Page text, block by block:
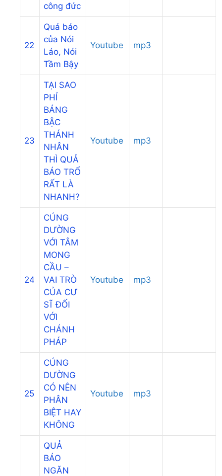
công đức
22
Quả báo
của Nói
Láo, Nói
Tầm Bậy
Youtube mp3
23
TẠI SAO
PHỈ
BÁNG
BẬC
THÁNH
NHÂN
THÌ QUẢ
BÁO TRỔ
RẤT LÀ
NHANH?
Youtube mp3
24
CÚNG
DƯỜNG
VỚI TÂM
MONG
CẦU –
VAI TRÒ
CỦA CƯ
SĨ ĐỐI
VỚI
CHÁNH
PHÁP
Youtube mp3
25
CÚNG
DƯỜNG
CÓ NÊN
PHÂN
BIỆT HAY
KHÔNG
Youtube mp3
QUẢ
BÁO
NGĂN